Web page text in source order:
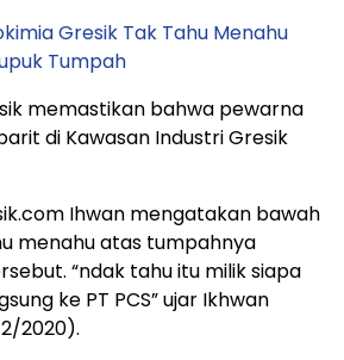
Gresik Tak Tahu Menahu
Tumpah
memastikan bahwa pewarna
di Kawasan Industri Gresik
Ihwan mengatakan bawah
menahu atas tumpahnya
“ndak tahu itu milik siapa
ke PT PCS” ujar Ikhwan
2020).